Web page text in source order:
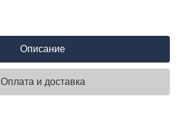
Описание
Оплата и доставка